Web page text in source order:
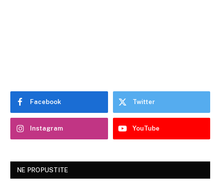
Facebook Twitter
Instagram YouTube
NE PROPUSTITE